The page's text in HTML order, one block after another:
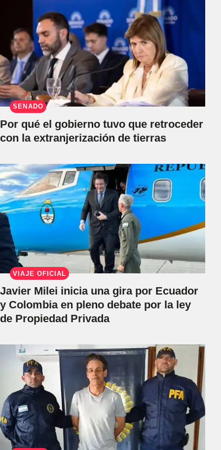
SENADO
Por qué el gobierno tuvo que retroceder
con la extranjerización de tierras
VIAJE OFICIAL
Javier Milei inicia una gira por Ecuador
y Colombia en pleno debate por la ley
de Propiedad Privada